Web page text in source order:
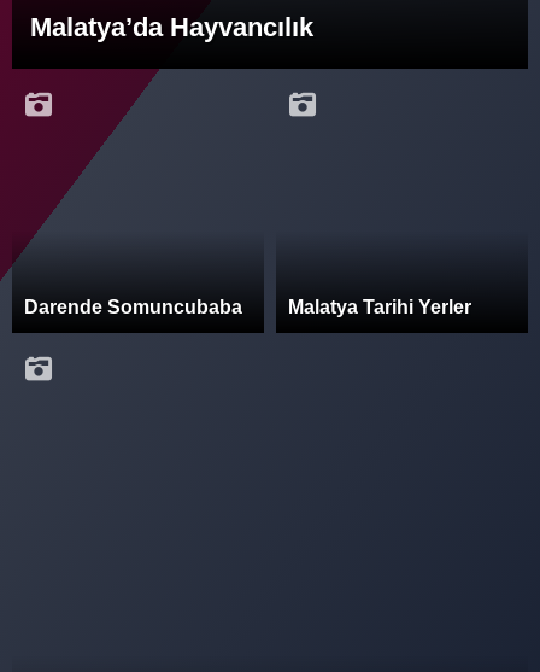
Malatya’da Hayvancılık
Darende Somuncubaba Malatya Tarihi Yerler